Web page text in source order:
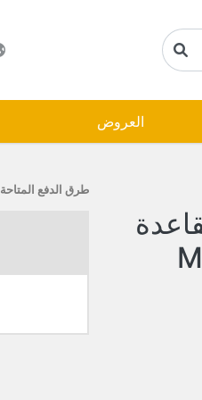
العروض
طرق الدفع المتاحة